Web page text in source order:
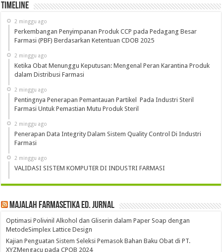
Timeline
2 minggu ago
Perkembangan Penyimpanan Produk CCP pada Pedagang Besar
Farmasi (PBF) Berdasarkan Ketentuan CDOB 2025
2 minggu ago
Ketika Obat Menunggu Keputusan: Mengenal Peran Karantina Produk
dalam Distribusi Farmasi
2 minggu ago
Pentingnya Penerapan Pemantauan Partikel Pada Industri Steril
Farmasi Untuk Pemastian Mutu Produk Steril
2 minggu ago
Penerapan Data Integrity Dalam Sistem Quality Control Di Industri
Farmasi
2 minggu ago
VALIDASI SISTEM KOMPUTER DI INDUSTRI FARMASI
Majalah Farmasetika Ed. Jurnal
Optimasi Polivinil Alkohol dan Gliserin dalam Paper Soap dengan
MetodeSimplex Lattice Design
Kajian Penguatan Sistem Seleksi Pemasok Bahan Baku Obat di PT.
XYZMengacu pada CPOB 2024